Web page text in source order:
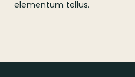
elementum tellus.